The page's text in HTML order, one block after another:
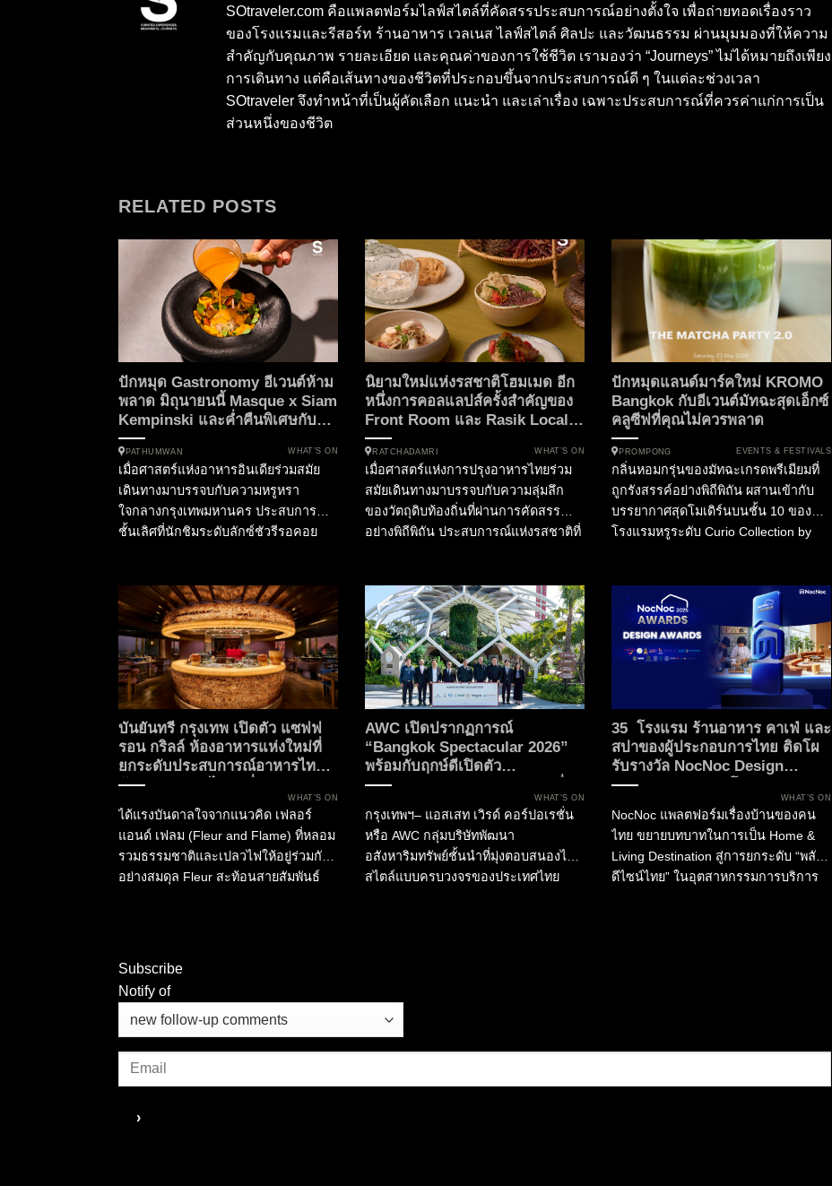
SOtraveler.com คือแพลตฟอร์มไลฟ์สไตล์ที่คัดสรรประสบการณ์อย่างตั้งใจ เพื่อถ่ายทอดเรื่องราว
ของโรงแรมและรีสอร์ท ร้านอาหาร เวลเนส ไลฟ์สไตล์ ศิลปะ และวัฒนธรรม ผ่านมุมมองที่ให้ความ
สำคัญกับคุณภาพ รายละเอียด และคุณค่าของการใช้ชีวิต เรามองว่า “Journeys” ไม่ได้หมายถึงเพียง
การเดินทาง แต่คือเส้นทางของชีวิตที่ประกอบขึ้นจากประสบการณ์ดี ๆ ในแต่ละช่วงเวลา
SOtraveler จึงทำหน้าที่เป็นผู้คัดเลือก แนะนำ และเล่าเรื่อง เฉพาะประสบการณ์ที่ควรค่าแก่การเป็น
ส่วนหนึ่งของชีวิต
RELATED POSTS
ปักหมุด Gastronomy อีเวนต์ห้าม
พลาด มิถุนายนนี้ Masque x Siam
Kempinski และค่ำคืนพิเศษกับ
เชฟหนุ่ม ซามูเอล
PATHUMWAN WHAT’S ON
เมื่อศาสตร์แห่งอาหารอินเดียร่วมสมัย
เดินทางมาบรรจบกับความหรูหรา
ใจกลางกรุงเทพมหานคร ประสบการณ์
ชั้นเลิศที่นักชิมระดับลักซ์ชัวรีรอคอย
ยินดีที่จะนำเสนอการร่วมมือครั้งสำคัญที่
กำลังจะเปลี่ยนค่ำคืนต้นเดือนมิถุนายนนี้
ให้เป็นมื้ออาหารที่น่าจดจำที่สุดแห่งปี
โรงแรมสยามเคมปินสกี้ กรุงเทพฯ
เตรียมเปิดประตูต้อนรับ “Masque” ห้อง
อาหารอันดับ 1 ของประเทศอินเดีย และ
อันดับ 15 ของเอเชีย...
นิยามใหม่แห่งรสชาติโฮมเมด อีก
หนึ่งการคอลแลปส์ครั้งสำคัญของ
Front Room และ Rasik Local
Kitchen
RATCHADAMRI WHAT’S ON
เมื่อศาสตร์แห่งการปรุงอาหารไทยร่วม
สมัยเดินทางมาบรรจบกับความลุ่มลึก
ของวัตถุดิบท้องถิ่นที่ผ่านการคัดสรร
อย่างพิถีพิถัน ประสบการณ์แห่งรสชาติที่
เวอร์ที่กำลังมองหาประสบการณ์อาหาร
ไทยที่ก้าวข้ามขีดจำกัดเดิมๆ ห้ามพลาด
ความร่วมมือครั้งสำคัญในกิจกรรม
Tastes of Thailand 2026 เมื่อ ห้อง
อาหารไทย ฟร้อนท์รูม (Front Room)...
ปักหมุดแลนด์มาร์คใหม่ KROMO
Bangkok กับอีเวนต์มัทฉะสุดเอ็กซ์
คลูซีฟที่คุณไม่ควรพลาด
PROMPONG EVENTS & FESTIVALS
กลิ่นหอมกรุ่นของมัทฉะเกรดพรีเมียมที่
ถูกรังสรรค์อย่างพิถีพิถัน ผสานเข้ากับ
บรรยากาศสุดโมเดิร์นบนชั้น 10 ของ
โรงแรมหรูระดับ Curio Collection by
อย่างยิ่งใหญ่ของ The Matcha Party 2.0
บันยันทรี กรุงเทพ เปิดตัว แซฟฟ
รอน กริลล์ ห้องอาหารแห่งใหม่ที่
ยกระดับประสบการณ์อาหารไทย
ด้วยควัน เปลวไฟ เครื่องเทศ และ
ความยั่งยืน
WHAT’S ON
ได้แรงบันดาลใจจากแนวคิด เฟลอร์
แอนด์ เฟลม (Fleur and Flame) ที่หลอม
รวมธรรมชาติและเปลวไฟให้อยู่ร่วมกัน
อย่างสมดุล Fleur สะท้อนสายสัมพันธ์
AWC เปิดปรากฏการณ์
“Bangkok Spectacular 2026”
พร้อมกับฤกษ์ดีเปิดตัว
“THAINOSAUR Museum” เพื่อ
มอบประสบการณ์ใหม่แห่งศิลปะ
วัฒนธรรม และการเรียนรู้สู่
กรุงเทพฯ
WHAT’S ON
กรุงเทพฯ– แอสเสท เวิรด์ คอร์ปอเรชั่น
หรือ AWC กลุ่มบริษัทพัฒนา
อสังหาริมทรัพย์ชั้นนำที่มุ่งตอบสนองไลฟ์
สไตล์แบบครบวงจรของประเทศไทย
35 โรงแรม ร้านอาหาร คาเฟ่ และ
สปาของผู้ประกอบการไทย ติดโผ
รับรางวัล NocNoc Design
Awards 2025 จัดโดย NocNoc
และบิ๊กภาครัฐ ผลักดัน “พลัง
ดีไซน์” สร้างมูลค่าให้อุตสาหกรรม
การบริการและการท่องเที่ยวไทย
WHAT’S ON
NocNoc แพลตฟอร์มเรื่องบ้านของคน
ไทย ขยายบทบาทในการเป็น Home &
Living Destination สู่การยกระดับ “พลัง
ดีไซน์ไทย” ในอุตสาหกรรมการบริการ
Subscribe
Notify of